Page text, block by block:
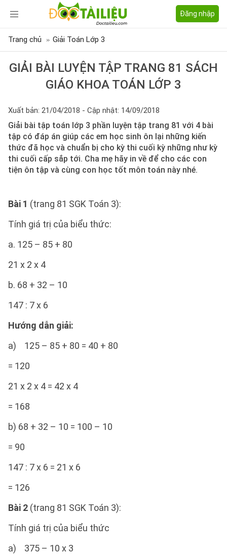
Đăng nhập
Trang chủ Giải Toán Lớp 3
GIẢI BÀI LUYỆN TẬP TRANG 81 SÁCH
GIÁO KHOA TOÁN LỚP 3
Xuất bản: 21/04/2018 - Cập nhật: 14/09/2018
Giải bài tập toán lớp 3 phần luyện tập trang 81 với 4 bài
tập có đáp án giúp các em học sinh ôn lại những kiến
thức đã học và chuẩn bị cho kỳ thi cuối kỳ những như kỳ
thi cuối cấp sắp tới. Cha mẹ hãy in về để cho các con
tiện ôn tập và cùng con học tốt môn toán này nhé.
Bài 1 (trang 81 SGK Toán 3):
Tính giá trị của biểu thức:
a. 125 – 85 + 80
21 x 2 x 4
b. 68 + 32 – 10
147 : 7 x 6
Hướng dẫn giải:
a) 125 – 85 + 80 = 40 + 80
= 120
21 x 2 x 4 = 42 x 4
= 168
b) 68 + 32 – 10 = 100 – 10
= 90
147 : 7 x 6 = 21 x 6
= 126
Bài 2 (trang 81 SGK Toán 3):
Tính giá trị của biểu thức
a) 375 – 10 x 3